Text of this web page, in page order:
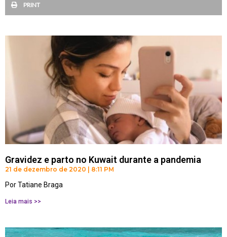
PRINT
Gravidez e parto no Kuwait durante a pandemia
21 de dezembro de 2020 8:11 PM
Por Tatiane Braga
Leia mais >>